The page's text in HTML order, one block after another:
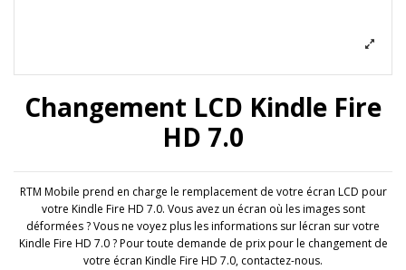
Changement LCD Kindle Fire
HD 7.0
RTM Mobile prend en charge le remplacement de votre écran LCD pour
votre Kindle Fire HD 7.0. Vous avez un écran où les images sont
déformées ? Vous ne voyez plus les informations sur lécran sur votre
Kindle Fire HD 7.0 ? Pour toute demande de prix pour le changement de
votre écran Kindle Fire HD 7.0, contactez-nous.